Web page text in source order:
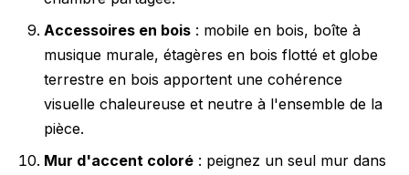
Accessoires en bois : mobile en bois, boîte à
musique murale, étagères en bois flotté et globe
terrestre en bois apportent une cohérence
visuelle chaleureuse et neutre à l'ensemble de la
pièce.
Mur d'accent coloré : peignez un seul mur dans